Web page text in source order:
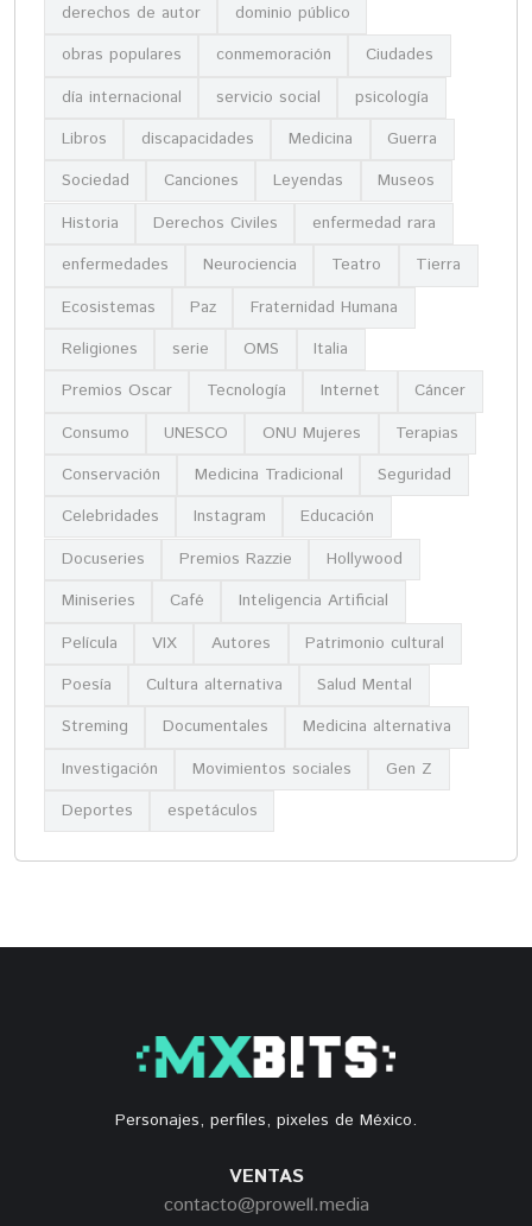
derechos de autor
dominio público
obras populares
conmemoración
Ciudades
día internacional
servicio social
psicología
Libros
discapacidades Medicina
Guerra
Sociedad
Canciones Leyendas
Museos
Historia
Derechos Civiles
enfermedad rara
enfermedades
Neurociencia Teatro
Tierra
Ecosistemas
Paz
Fraternidad Humana
Religiones
serie OMS
Italia
Premios Oscar
Tecnología Internet
Cáncer
Consumo
UNESCO ONU Mujeres
Terapias
Conservación
Medicina Tradicional
Seguridad
Celebridades
Instagram
Educación
Docuseries
Premios Razzie
Hollywood
Miniseries
Café
Inteligencia Artificial
Película
VIX Autores
Patrimonio cultural
Poesía
Cultura alternativa
Salud Mental
Streming
Documentales
Medicina alternativa
Investigación
Movimientos sociales
Gen Z
Deportes
espetáculos
Personajes, perfiles, pixeles de México.
VENTAS
contacto@prowell.media